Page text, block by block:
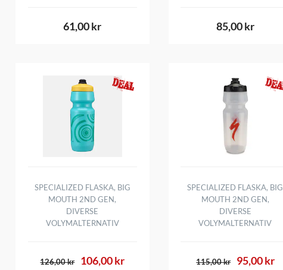
61,00 kr 85,00 kr
SPECIALIZED FLASKA, BIG
MOUTH 2ND GEN,
DIVERSE
VOLYMALTERNATIV
106,00 kr
126,00 kr
SPECIALIZED FLASKA, BIG
MOUTH 2ND GEN,
DIVERSE
VOLYMALTERNATIV
95,00 kr
115,00 kr